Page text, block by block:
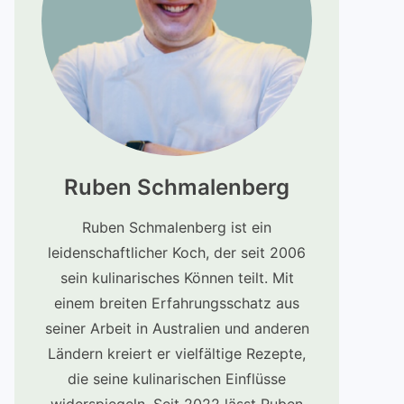
Ruben Schmalenberg
Ruben Schmalenberg ist ein
leidenschaftlicher Koch, der seit 2006
sein kulinarisches Können teilt. Mit
einem breiten Erfahrungsschatz aus
seiner Arbeit in Australien und anderen
Ländern kreiert er vielfältige Rezepte,
die seine kulinarischen Einflüsse